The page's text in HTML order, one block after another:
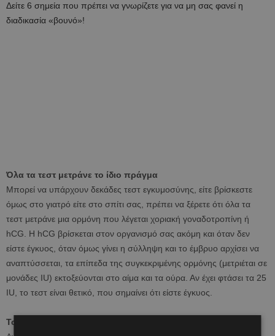
Δείτε 6 σημεία που πρέπει να γνωρίζετε για να μη σας φανεί η
διαδικασία «βουνό»!
Όλα τα τεστ μετράνε το ίδιο πράγμα
Μπορεί να υπάρχουν δεκάδες τεστ εγκυμοσύνης, είτε βρίσκεστε
όμως στο γιατρό είτε στο σπίτι σας, πρέπει να ξέρετε ότι όλα τα
τεστ μετράνε μια ορμόνη που λέγεται χοριακή γοναδοτροπίνη ή
hCG. Η hCG βρίσκεται στον οργανισμό σας ακόμη και όταν δεν
είστε έγκυος, όταν όμως γίνει η σύλληψη και το έμβρυο αρχίσει να
αναπτύσσεται, τα επίπεδα της συγκεκριμένης ορμόνης (μετριέται σε
μονάδες IU) εκτοξεύονται στο αίμα και τα ούρα. Αν έχει φτάσει τα 25
IU, το τεστ είναι θετικό, που σημαίνει ότι είστε έγκυος.
Το τεστ πρέπει να γίνεται το πρωί